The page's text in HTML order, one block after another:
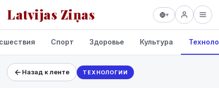
Latvijas Ziņas ▾
Проекты и сервисы
Спорт Здоровье Культура
Назад к ленте ТЕХНОЛОГИИ